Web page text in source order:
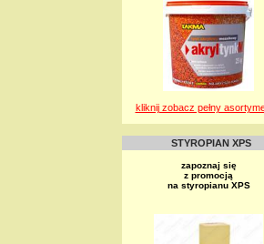
kliknij zobacz pełny
STYROPIAN XPS
zapoznaj się
z promocją
na styropianu XPS